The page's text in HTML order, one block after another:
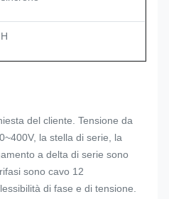
H
del cliente. Tensione da
la stella di serie, la
a delta di serie sono
sono cavo 12
di fase e di tensione.